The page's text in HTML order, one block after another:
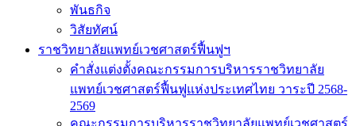
พันธกิจ
วิสัยทัศน์
ราชวิทยาลัยแพทย์เวชศาสตร์ฟื้นฟูฯ
คำสั่งแต่งตั้งคณะกรรมการบริหารราชวิทยาลัย
แพทย์เวชศาสตร์ฟื้นฟูแห่งประเทศไทย วาระปี 2568-
2569